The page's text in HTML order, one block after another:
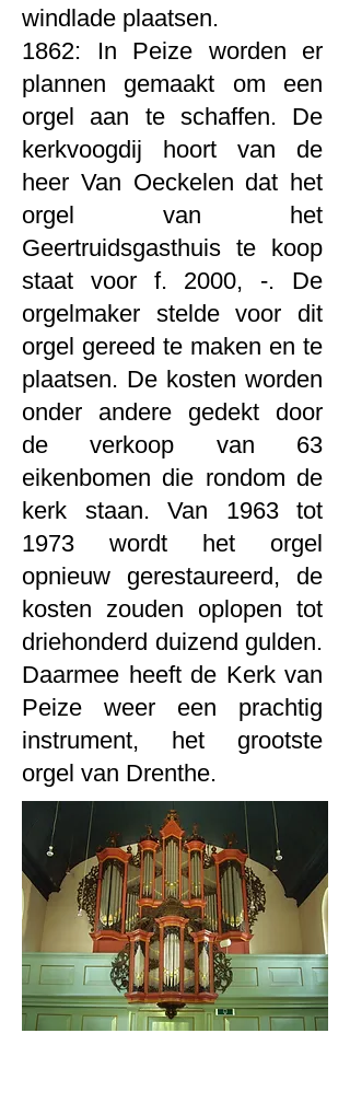
windlade plaatsen.
1862: In Peize worden er
plannen gemaakt om een
orgel aan te schaffen. De
kerkvoogdij hoort van de
heer Van Oeckelen dat het
orgel van het
Geertruidsgasthuis te koop
staat voor f. 2000, -. De
orgelmaker stelde voor dit
orgel gereed te maken en te
plaatsen. De kosten worden
onder andere gedekt door
de verkoop van 63
eikenbomen die rondom de
kerk staan. Van 1963 tot
1973 wordt het orgel
opnieuw gerestaureerd, de
kosten zouden oplopen tot
driehonderd duizend gulden.
Daarmee heeft de Kerk van
Peize weer een prachtig
instrument, het grootste
orgel van Drenthe.